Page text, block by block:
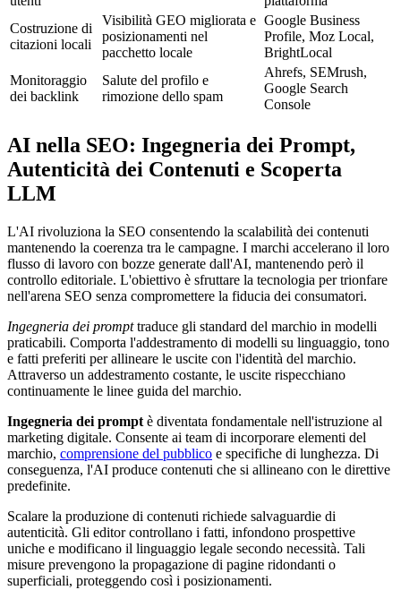
Costruzione di
citazioni locali
Visibilità GEO migliorata e
posizionamenti nel
pacchetto locale
Google Business
Profile, Moz Local,
BrightLocal
Monitoraggio
dei backlink
Salute del profilo e
rimozione dello spam
Ahrefs, SEMrush,
Google Search
Console
AI nella SEO: Ingegneria dei Prompt,
Autenticità dei Contenuti e Scoperta
LLM
L'AI rivoluziona la SEO consentendo la scalabilità dei contenuti
mantenendo la coerenza tra le campagne. I marchi accelerano il loro
flusso di lavoro con bozze generate dall'AI, mantenendo però il
controllo editoriale. L'obiettivo è sfruttare la tecnologia per trionfare
nell'arena SEO senza compromettere la fiducia dei consumatori.
Ingegneria dei prompttraduce gli standard del marchio in modelli
praticabili. Comporta l'addestramento di modelli su linguaggio, tono
e fatti preferiti per allineare le uscite con l'identità del marchio.
Attraverso un addestramento costante, le uscite rispecchiano
continuamente le linee guida del marchio.
Ingegneria dei prompt è diventata fondamentale nell'istruzione al
marketing digitale. Consente ai team di incorporare elementi del
marchio, comprensione del pubblico e specifiche di lunghezza. Di
conseguenza, l'AI produce contenuti che si allineano con le direttive
predefinite.
Scalare la produzione di contenuti richiede salvaguardie di
autenticità. Gli editor controllano i fatti, infondono prospettive
uniche e modificano il linguaggio legale secondo necessità. Tali
misure prevengono la propagazione di pagine ridondanti o
superficiali, proteggendo così i posizionamenti.